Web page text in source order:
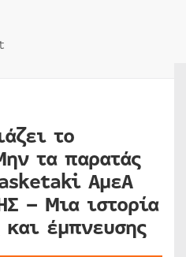
το
τα παρατάς
AμεA
– Μια ιστορία
έμπνευσης